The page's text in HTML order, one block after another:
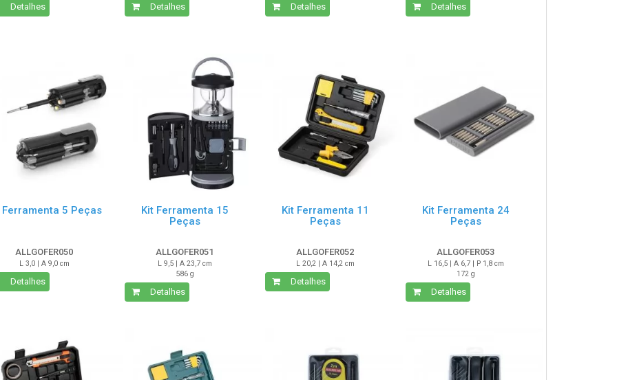
Detalhes Detalhes Detalhes Detalhes
Ferramenta 5 Peças
ALLGOFER050
L 3,0 | A 9,0 cm
Detalhes
Kit Ferramenta 15
Peças
ALLGOFER051
L 9,5 | A 23,7 cm
586 g
Detalhes
Kit Ferramenta 11
Peças
ALLGOFER052
L 20,2 | A 14,2 cm
Detalhes
Kit Ferramenta 24
Peças
ALLGOFER053
L 16,5 | A 6,7 | P 1,8 cm
172 g
Detalhes